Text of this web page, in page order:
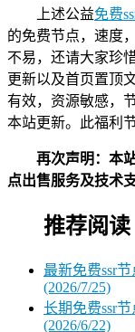
上述公益免费
的免费节点，速度
不易，还请大家珍
更新以及首页置顶
有效，资源敏感，
本站更新。此福利
再次声明：本
点出售服务及技术
推荐阅读
最新免费ssr
(2026/7/25)
长期免费ssr
(2026/6/22)